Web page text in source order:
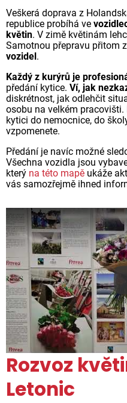
Veškerá doprava z
republice probíhá ve
květin. V zimě květinám
Samotnou přepravu přitom
vozidel.
Každý z kurýrů je
předání kytice. Ví, jak
diskrétnost, jak odlehčit
osobu na velkém
kytici do nemocnice, do
vzpomenete.
Předání je navíc možné
Všechna vozidla jsou
který na této mapě ukáže
vás samozřejmě ihned
Rozvoz
Letonic